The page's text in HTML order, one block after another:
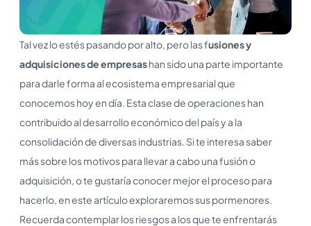
Tal vez lo estés pasando por alto, pero las fusiones y
adquisiciones de empresashan sido una parte importante
para darle forma al ecosistema empresarial que
conocemos hoy en día. Esta clase de operaciones han
contribuido al desarrollo económico del país y a la
consolidación de diversas industrias. Si te interesa saber
más sobre los motivos para llevar a cabo una fusión o
adquisición, o te gustaría conocer mejor el proceso para
hacerlo, en este artículo exploraremos sus pormenores.
Recuerda contemplar los riesgos a los que te enfrentarás